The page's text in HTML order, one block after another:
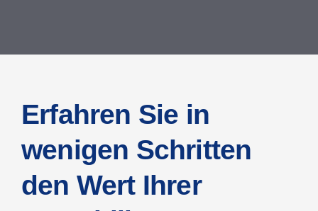
Erfahren Sie in
wenigen Schritten
den Wert Ihrer